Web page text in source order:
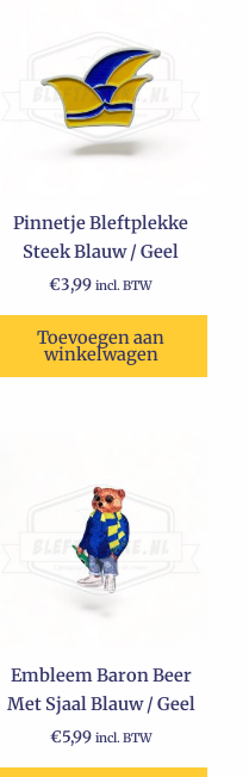
Pinnetje Bleftplekke
Steek Blauw / Geel
€3,99 incl. BTW
Toevoegen aan
winkelwagen
Embleem Baron Beer
Met Sjaal Blauw / Geel
€5,99 incl. BTW